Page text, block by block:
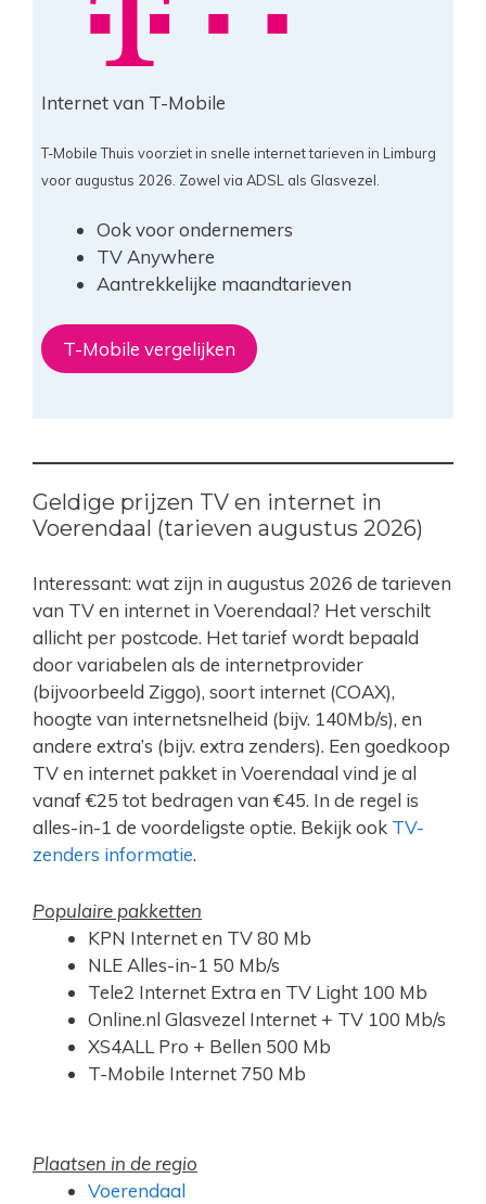
Internet van T-Mobile
T-Mobile Thuis voorziet in snelle internet tarieven in Limburg
voor augustus 2026. Zowel via ADSL als Glasvezel.
Ook voor ondernemers
TV Anywhere
Aantrekkelijke maandtarieven
T-Mobile vergelijken
Geldige prijzen TV en internet in
Voerendaal (tarieven augustus 2026)
Interessant: wat zijn in augustus 2026 de tarieven
van TV en internet in Voerendaal? Het verschilt
allicht per postcode. Het tarief wordt bepaald
door variabelen als de internetprovider
(bijvoorbeeld Ziggo), soort internet (COAX),
hoogte van internetsnelheid (bijv. 140Mb/s), en
andere extra’s (bijv. extra zenders). Een goedkoop
TV en internet pakket in Voerendaal vind je al
vanaf €25 tot bedragen van €45. In de regel is
alles-in-1 de voordeligste optie. Bekijk ook TV-
zenders informatie.
Populaire pakketten
KPN Internet en TV 80 Mb
NLE Alles-in-1 50 Mb/s
Tele2 Internet Extra en TV Light 100 Mb
Online.nl Glasvezel Internet + TV 100 Mb/s
XS4ALL Pro + Bellen 500 Mb
T-Mobile Internet 750 Mb
Plaatsen in de regio
Voerendaal